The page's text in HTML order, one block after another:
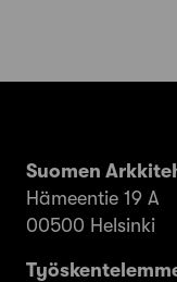
Suomen
Hämeentie 19 A
00500 Helsinki